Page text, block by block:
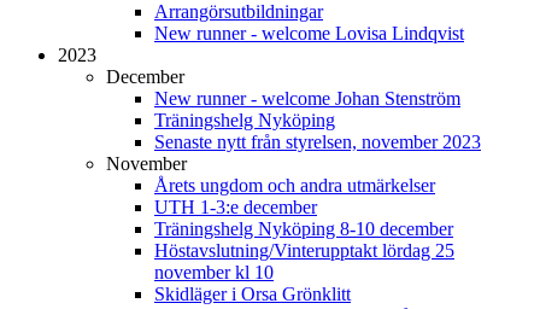
Arrangörsutbildningar
New runner - welcome Lovisa Lindqvist
2023
December
New runner - welcome Johan Stenström
Träningshelg Nyköping
Senaste nytt från styrelsen, november 2023
November
Årets ungdom och andra utmärkelser
UTH 1-3:e december
Träningshelg Nyköping 8-10 december
Höstavslutning/Vinterupptakt lördag 25
november kl 10
Skidläger i Orsa Grönklitt